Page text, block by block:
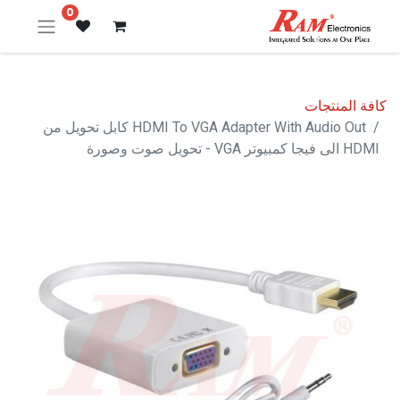
0
كافة المنتجات
HDMI To VGA Adapter With Audio Out كابل تحويل من
HDMI الى فيجا كمبيوتر VGA - تحويل صوت وصورة